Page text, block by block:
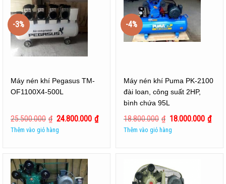
-3%
Máy nén khí Pegasus TM-
OF1100X4-500L
25.500.000 ₫ 24.800.000 ₫
Thêm vào giỏ hàng
-4%
Máy nén khí Puma PK-2100
đài loan, công suất 2HP,
bình chứa 95L
18.800.000 ₫ 18.000.000 ₫
Thêm vào giỏ hàng